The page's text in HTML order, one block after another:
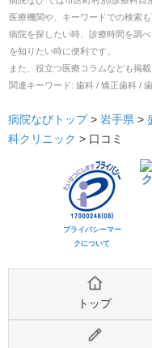
医療機関や、キーワードでの検索も
病院を探したい時、診療時間を調
を知りたい時に便利です。
また、役立つ医療コラムなども掲
関連キーワード: 歯科 / 矯正歯科 /
病院なびトップ > 岩手県 >
科クリニック > 口コミ
プライバシーマー
クについて
トップ